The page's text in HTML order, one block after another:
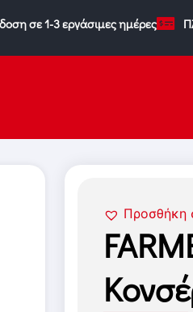
σε 1-3 εργάσιμες ημέρες
Προσθήκη